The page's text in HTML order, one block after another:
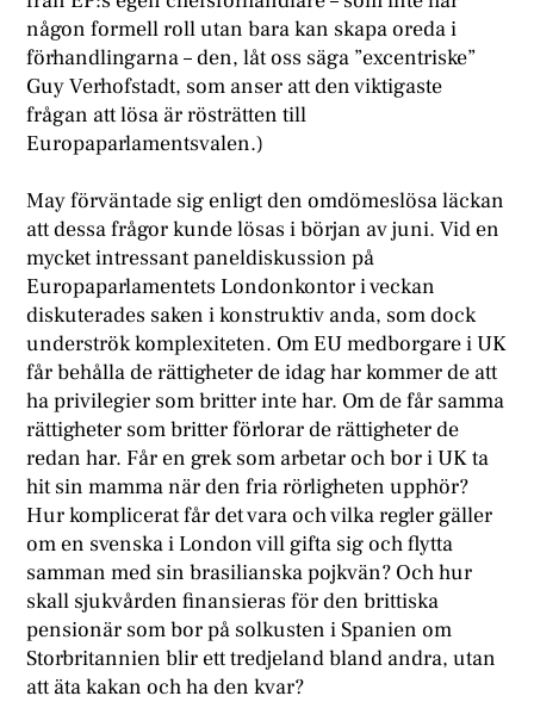
någon formell roll utan bara kan skapa oreda i
förhandlingarna – den, låt oss säga ”excentriske”
Guy Verhofstadt, som anser att den viktigaste
frågan att lösa är rösträtten till
Europaparlamentsvalen.)
May förväntade sig enligt den omdömeslösa läckan
att dessa frågor kunde lösas i början av juni. Vid en
mycket intressant paneldiskussion på
Europaparlamentets Londonkontor i veckan
diskuterades saken i konstruktiv anda, som dock
underströk komplexiteten. Om EU medborgare i UK
får behålla de rättigheter de idag har kommer de att
ha privilegier som britter inte har. Om de får samma
rättigheter som britter förlorar de rättigheter de
redan har. Får en grek som arbetar och bor i UK ta
hit sin mamma när den fria rörligheten upphör?
Hur komplicerat får det vara och vilka regler gäller
om en svenska i London vill gifta sig och flytta
samman med sin brasilianska pojkvän? Och hur
skall sjukvården finansieras för den brittiska
pensionär som bor på solkusten i Spanien om
Storbritannien blir ett tredjeland bland andra, utan
att äta kakan och ha den kvar?